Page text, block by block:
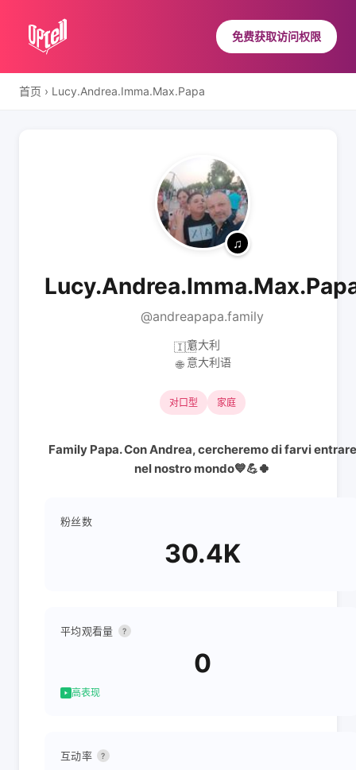
免费获取访问权限
首页 › Lucy.Andrea.Imma.Max.Papa
@andreapapa.family
🇮🇹意大利
🌐 意大利语
对口型 家庭
Family Papa. Con Andrea, cercheremo di farvi entrare
nel nostro mondo💙💪🍀
粉丝数
30.4K
平均观看量 ?
0
高表现
互动率 ?